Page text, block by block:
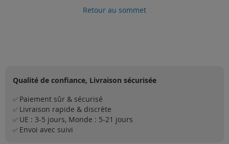
Retour au sommet
Qualité de confiance, Livraison sécurisée
✅ Paiement sûr & sécurisé
✅ Livraison rapide & discrète
✅ UE : 3-5 jours, Monde : 5-21 jours
✅ Envoi avec suivi